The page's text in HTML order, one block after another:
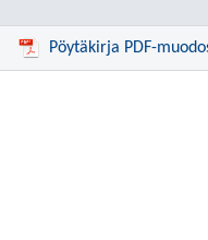
Pöytäkirja PDF-